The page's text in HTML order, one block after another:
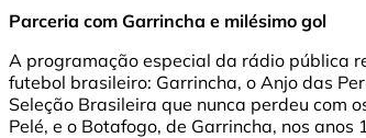
Parceria com Garrincha e milésimo gol
A programação especial da rádio pública
futebol brasileiro: Garrincha, o Anjo das
Seleção Brasileira que nunca perdeu com
Pelé, e o Botafogo, de Garrincha, nos anos